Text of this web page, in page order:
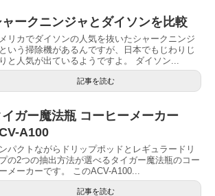
ャークニンジャとダイソンを比較
リカでダイソンの人気を抜いたシャークニンジ
いう掃除機があるんですが、日本でもじわりじ
と人気が出ているようですよ。 ダイソン...
記事を読む
イガー魔法瓶 コーヒーメーカー
A100
パクトながらドリップポッドとレギュラードリ
の2つの抽出方法が選べるタイガー魔法瓶のコー
メーカーです。 このACV-A100...
記事を読む